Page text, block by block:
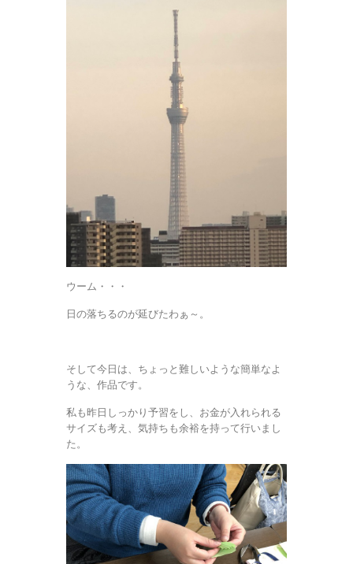
ウーム・・・
日の落ちるのが延びたわぁ～。
そして今日は、ちょっと難しいような簡単なよ
うな、作品です。
私も昨日しっかり予習をし、お金が入れられる
サイズも考え、気持ちも余裕を持って行いまし
た。